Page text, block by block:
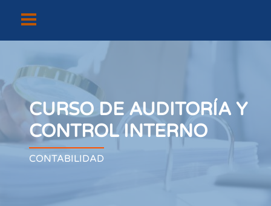
CURSO DE AUDITORÍA Y
CONTROL INTERNO
CONTABILIDAD